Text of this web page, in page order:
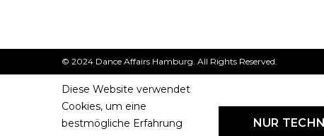
© 2024 Dance Affairs Hamburg. All Rights Reserved.
Diese Website verwendet
Cookies, um eine
bestmögliche Erfahrung
NUR